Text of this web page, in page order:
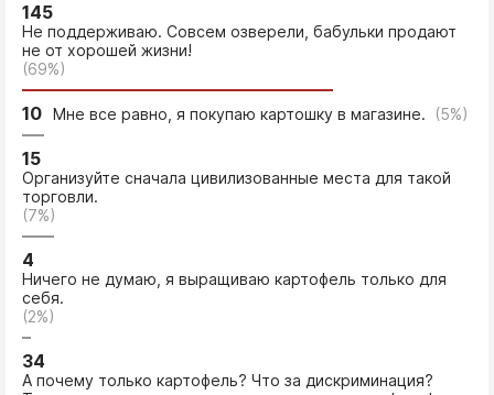
145
Не поддерживаю. Совсем озверели, бабульки продают
не от хорошей жизни!
(69%)
10 Мне все равно, я покупаю картошку в магазине. (5%)
15
Организуйте сначала цивилизованные места для такой
торговли.
(7%)
4
Ничего не думаю, я выращиваю картофель только для
себя.
(2%)
34
А почему только картофель? Что за дискриминация?